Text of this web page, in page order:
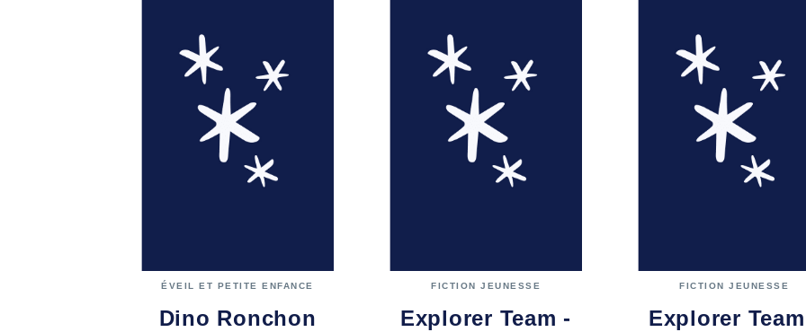
ÉVEIL ET PETITE ENFANCE
Dino Ronchon
FICTION JEUNESSE
Explorer Team -
FICTION JEUNESSE
Explorer